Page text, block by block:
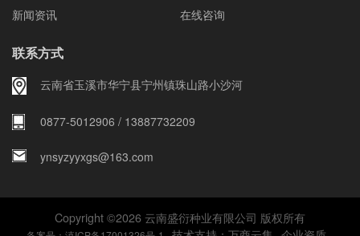
新闻资讯
在线咨询
联系方式
云南省玉溪市华宁县宁州镇珠山路小沙河
0877-5012906 / 13887732209
ynsyzyyxgs@163.com
Copyright ©2026 云南盛衍种业有限公司 版权所有